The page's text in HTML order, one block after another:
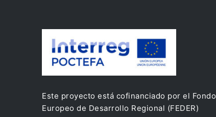
Este proyecto está cofinanciado por el Fondo
Europeo de Desarrollo Regional (FEDER)